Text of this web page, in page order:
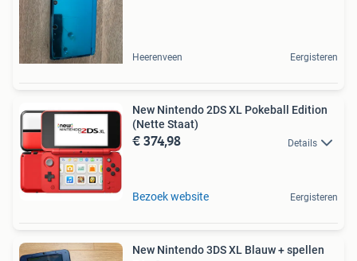
Heerenveen Eergisteren
New Nintendo 2DS XL Pokeball Edition
(Nette Staat)
€ 374,98 Details
Bezoek website Eergisteren
New Nintendo 3DS XL Blauw + spellen